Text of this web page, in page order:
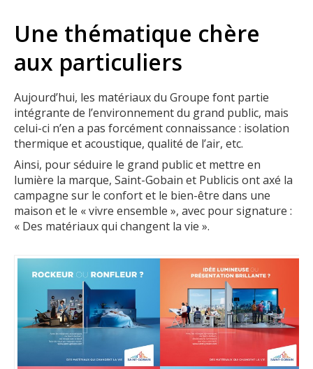
Une thématique chère
aux particuliers
Aujourd’hui, les matériaux du Groupe font partie
intégrante de l’environnement du grand public, mais
celui-ci n’en a pas forcément connaissance : isolation
thermique et acoustique, qualité de l’air, etc.
Ainsi, pour séduire le grand public et mettre en
lumière la marque, Saint-Gobain et Publicis ont axé la
campagne sur le confort et le bien-être dans une
maison et le « vivre ensemble », avec pour signature :
« Des matériaux qui changent la vie ».